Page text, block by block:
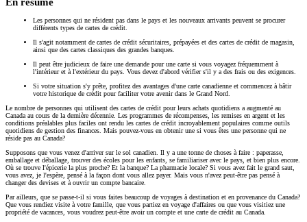
Les personnes qui ne résident pas dans le pays et les nouveaux arrivants peuvent se procurer
différents types de cartes de crédit.
Il s'agit notamment de cartes de crédit sécuritaires, prépayées et des cartes de crédit de magasin,
ainsi que des cartes classiques des grandes banques.
Il peut être judicieux de faire une demande pour une carte si vous voyagez fréquemment à
l'intérieur et à l'extérieur du pays. Vous devez d'abord vérifier s'il y a des frais ou des exigences.
Si votre situation s'y prête, profitez des avantages d'une carte canadienne et commencez à bâtir
votre historique de crédit pour faciliter votre avenir dans le Grand Nord.
Le nombre de personnes qui utilisent des cartes de crédit pour leurs achats quotidiens a augmenté au
Canada au cours de la dernière décennie. Les programmes de récompenses, les remises en argent et les
conditions préalables plus faciles ont rendu les cartes de crédit incroyablement populaires comme outils
quotidiens de gestion des finances. Mais pouvez-vous en obtenir une si vous êtes une personne qui ne
réside pas au Canada?
Supposons que vous venez d'arriver sur le sol canadien. Il y a une tonne de choses à faire : paperasse,
emballage et déballage, trouver des écoles pour les enfants, se familiariser avec le pays, et bien plus encore.
Où se trouve l'épicerie la plus proche? Et la banque? La pharmacie locale? Si vous avez fait le grand saut,
vous avez, je l'espère, pensé à la façon dont vous allez payer. Mais vous n'avez peut-être pas pensé à
changer des devises et à ouvrir un compte bancaire.
Par ailleurs, que se passe-t-il si vous faites beaucoup de voyages à destination et en provenance du Canada?
Que vous rendiez visite à votre famille, que vous partiez en voyage d'affaires ou que vous visitiez une
propriété de vacances, vous voudrez peut-être avoir un compte et une carte de crédit au Canada.